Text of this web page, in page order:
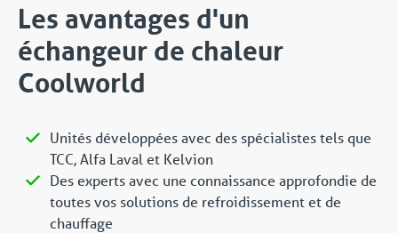
Les avantages d'un
échangeur de chaleur
Coolworld
Unités développées avec des spécialistes tels que
TCC, Alfa Laval et Kelvion
Des experts avec une connaissance approfondie de
toutes vos solutions de refroidissement et de
chauffage